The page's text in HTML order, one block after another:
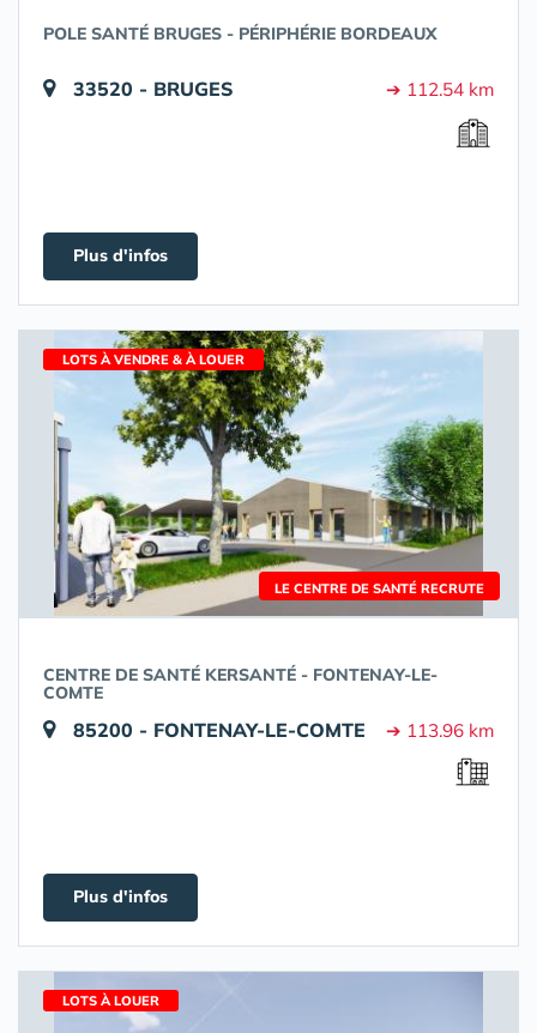
POLE SANTÉ BRUGES - PÉRIPHÉRIE BORDEAUX
33520 - BRUGES ➔ 112.54 km
Plus d'infos
LE CENTRE DE SANTÉ RECRUTE
LOTS À VENDRE & À LOUER
CENTRE DE SANTÉ KERSANTÉ - FONTENAY-LE-
COMTE
85200 - FONTENAY-LE-COMTE ➔ 113.96 km
Plus d'infos
LOTS À LOUER